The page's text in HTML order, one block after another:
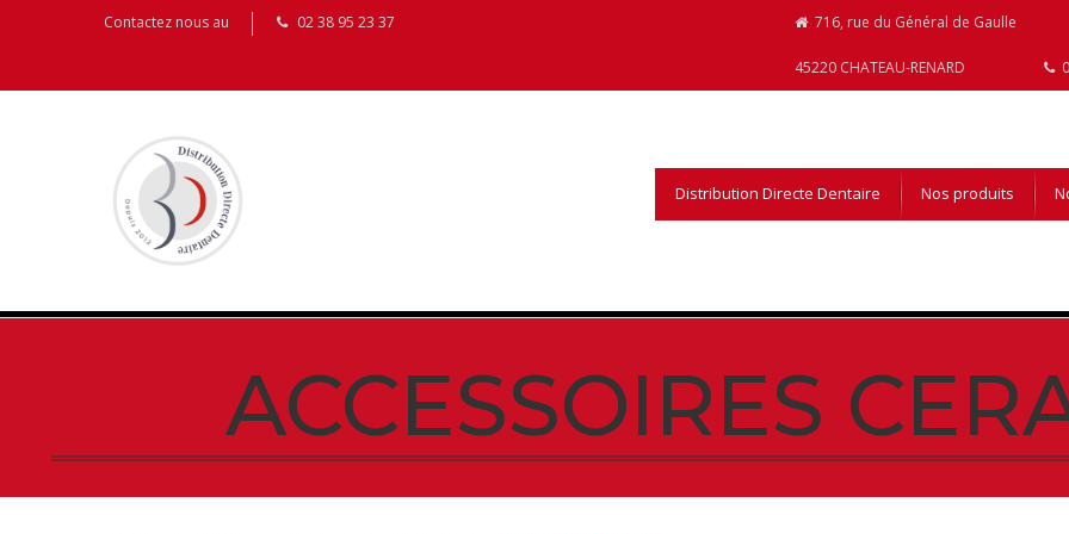
Contactez nous au 02 38 95 23 37 716, rue du Général de Gaulle
45220 CHATEAU-RENARD
Distribution Directe Dentaire Nos produits
ACCESSOIRES